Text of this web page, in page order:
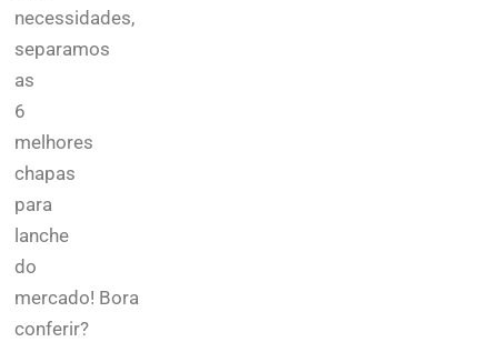
necessidades,
separamos
as
6
melhores
chapas
para
lanche
do
mercado! Bora
conferir?